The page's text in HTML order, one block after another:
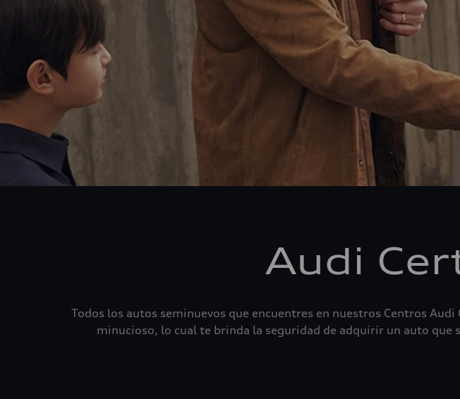
Audi
Todos los autos seminuevos que encuentres en nuestros Centros
minucioso, lo cual te brinda la seguridad de adquirir un auto que